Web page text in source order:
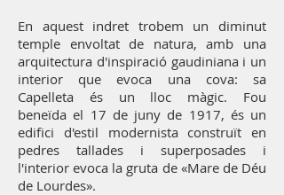
En aquest indret trobem un diminut
temple envoltat de natura, amb una
arquitectura d'inspiració gaudiniana i un
interior que evoca una cova: sa
Capelleta és un lloc màgic. Fou
beneïda el 17 de juny de 1917, és un
edifici d'estil modernista construït en
pedres tallades i superposades i
l'interior evoca la gruta de «Mare de Déu
de Lourdes».